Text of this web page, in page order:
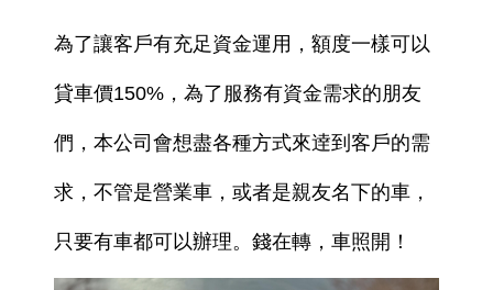
為了讓客戶有充足資金運用，額度一樣可以
貸車價150%，為了服務有資金需求的朋友
們，本公司會想盡各種方式來逹到客戶的需
求，不管是營業車，或者是親友名下的車，
只要有車都可以辦理。錢在轉，車照開！